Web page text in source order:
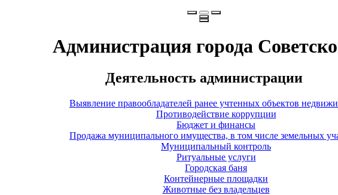
Администрация города
Деятельность администрации
Выявление правообладателей ранее учтенных объектов
Противодействие коррупции
Бюджет и финансы
Продажа муниципального имущества, в том числе земельных
Муниципальный контроль
Ритуальные услуги
Городская баня
Контейнерные площадки
Животные без владельцев